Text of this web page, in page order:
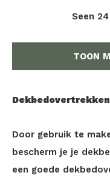
Seen
TOON
Dekbedovertrekken
Door gebruik te
bescherm je je
een goede